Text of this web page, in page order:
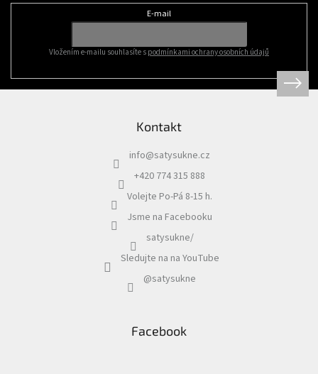
k
y
ý
i
s
E-mail
Vložením e-mailu souhlasíte s podmínkami ochrany osobních údajů
Kontakt
info@satysukne.cz
+420 774 315 888
Volejte Po-Pá 8-15 h.
Jsme na Facebooku
satysukne/
Sledujte na na YouTube
@satysukne
Facebook